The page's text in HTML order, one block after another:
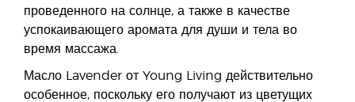
проведенного на солнце, а также в качестве
успокаивающего аромата для души и тела во
время массажа.
Масло Lavender от Young Living действительно
особенное, поскольку его получают из цветущих